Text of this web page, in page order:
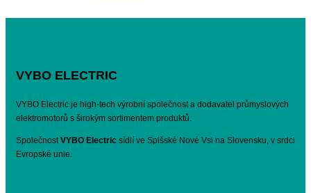
VYBO ELECTRIC
VYBO Electric je high-tech výrobní společnost a dodavatel průmyslových
elektromotorů s širokým sortimentem produktů.
SpolečnostVYBO Electric sídlí ve Spišské Nové Vsi na Slovensku, v srdci
Evropské unie.